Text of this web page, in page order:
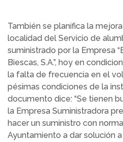
También se planifica la
localidad del Servicio de
suministrado por la Empresa
Biescas, S.A.”, hoy en
la falta de frecuencia en el
pésimas condiciones de la
documento dice: “Se tienen
la Empresa Suministradora
hacer un suministro con
Ayuntamiento a dar solución